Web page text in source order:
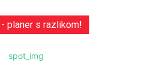
planer s razlikom!